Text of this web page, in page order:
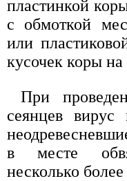
пластинкой
с обмоткой
или
кусочек коры на
При
сеянцев
в месте
несколько